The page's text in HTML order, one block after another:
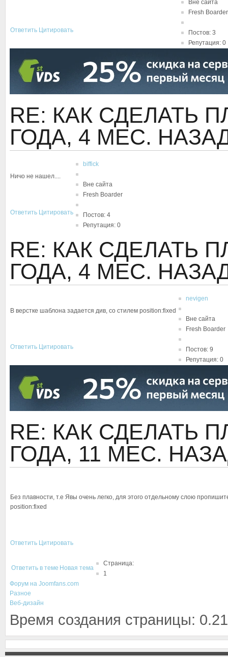
Вне сайта
Fresh Boarder
Постов: 3
Репутация: 0
Ответить Цитировать
RE: КАК СДЕЛАТЬ
ГОДА, 4 МЕС.
Ничо не нашел....
biffick
Вне сайта
Fresh Boarder
Постов: 4
Репутация: 0
Ответить Цитировать
RE: КАК СДЕЛАТЬ
ГОДА, 4 МЕС.
В верстке шаблона задается див, со стилем position:fixed
nevigen
Вне сайта
Fresh Boarder
Постов: 9
Репутация: 0
Ответить Цитировать
RE: КАК СДЕЛАТЬ
ГОДА, 11 МЕС.
Без плавности, т.е Явы очень легко, для этого отдельному слою
position:fixed
Ответить Цитировать
Ответить в теме Новая тема
Страница:
1
Форум на Joomfans.com
Разное
Веб-дизайн
Время создания страницы: